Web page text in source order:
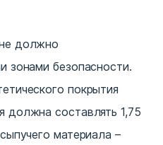
должно
зонами безопасности.
покрытия
должна составлять 1,75
материала –